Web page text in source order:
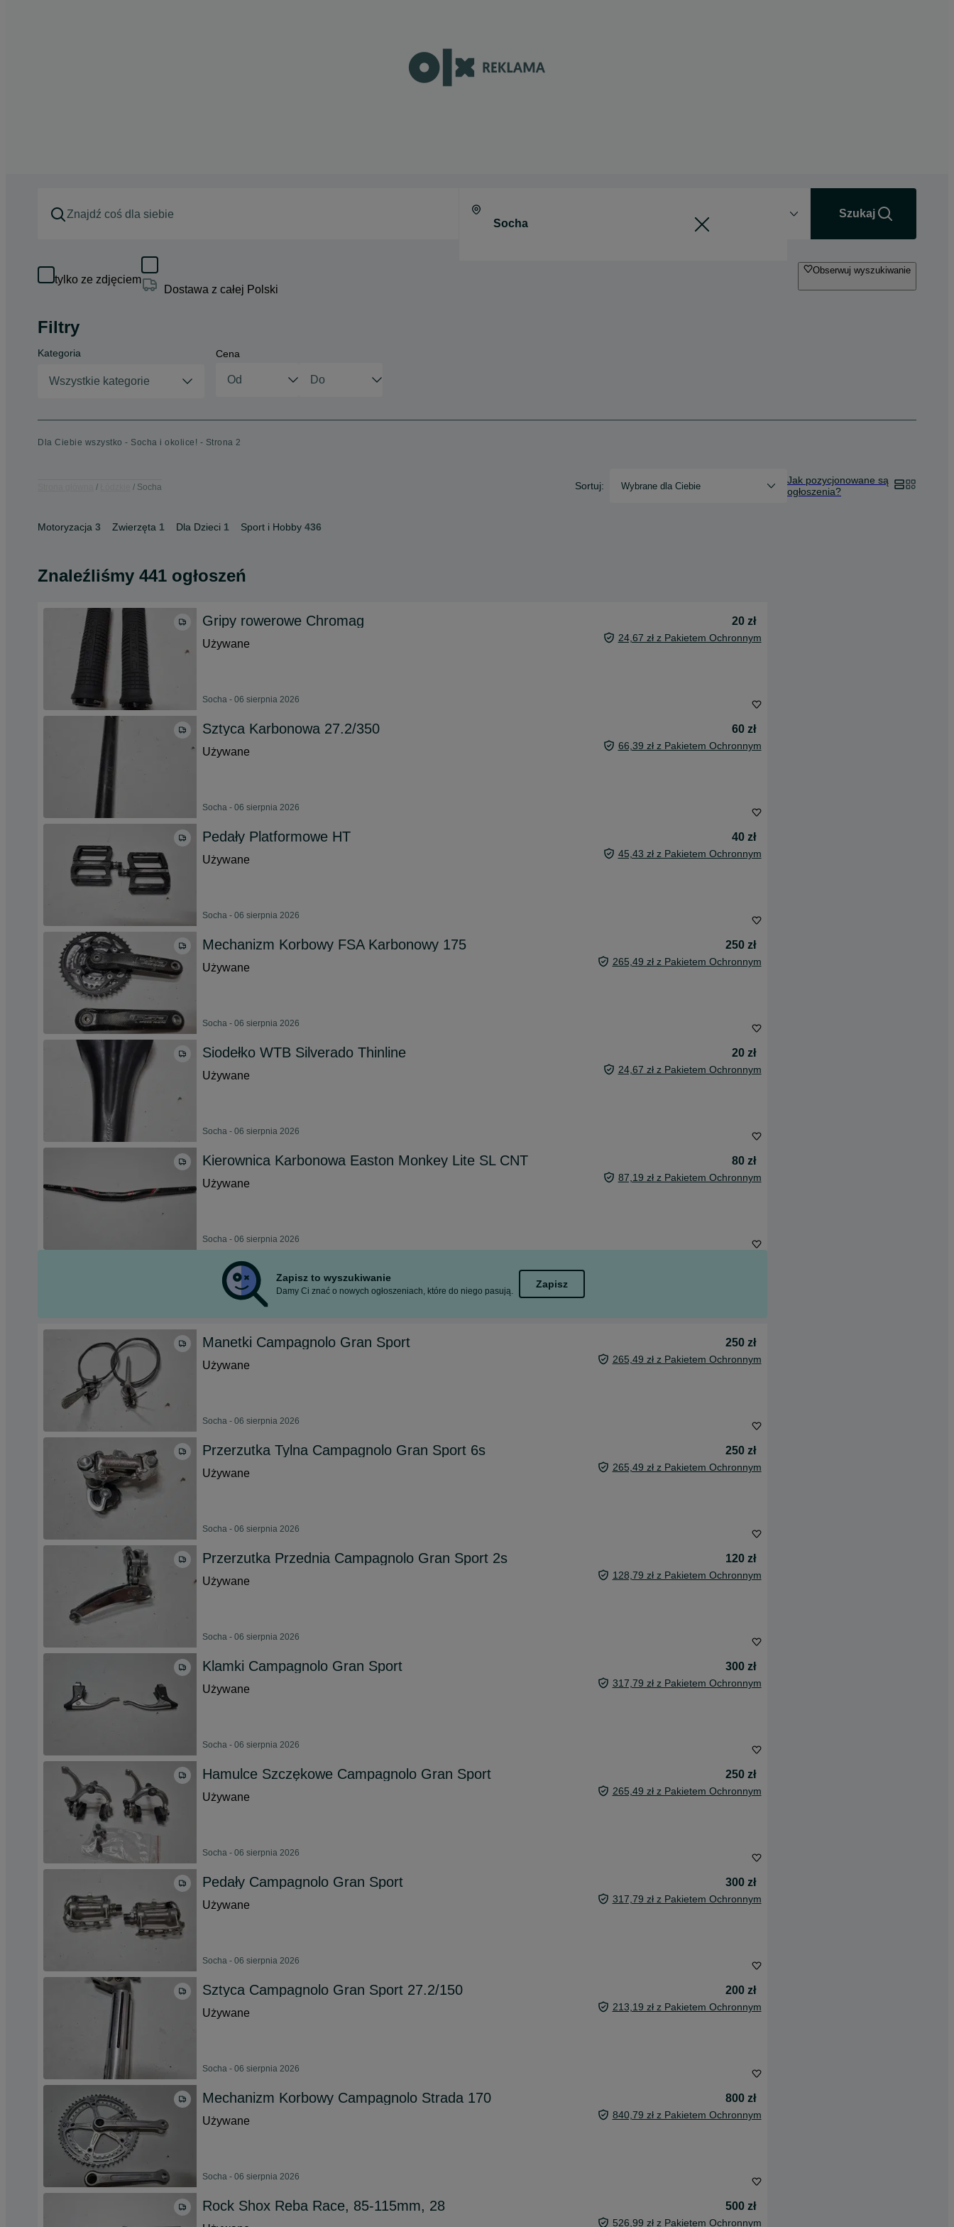
Szukaj
tylko ze zdjęciem
Dostawa z całej Polski
Obserwuj wyszukiwanie
Filtry
Kategoria
Wszystkie kategorie
Cena
Dla Ciebie wszystko - Socha i okolice! - Strona 2
Socha Sortuj: Wybrane dla Ciebie
Jak pozycjonowane są
ogłoszenia?
Motoryzacja 3 Zwierzęta 1 Dla Dzieci 1 Sport i Hobby 436
Znaleźliśmy 441 ogłoszeń
Gripy rowerowe Chromag
20 zł
Używane
24,67 zł z Pakietem Ochronnym
Socha - 06 sierpnia 2026
Sztyca Karbonowa 27.2/350
60 zł
Używane
66,39 zł z Pakietem Ochronnym
Socha - 06 sierpnia 2026
Pedały Platformowe HT
40 zł
Używane
45,43 zł z Pakietem Ochronnym
Socha - 06 sierpnia 2026
Mechanizm Korbowy FSA Karbonowy 175
250 zł
Używane
265,49 zł z Pakietem Ochronnym
Socha - 06 sierpnia 2026
Siodełko WTB Silverado Thinline
20 zł
Używane
24,67 zł z Pakietem Ochronnym
Socha - 06 sierpnia 2026
Kierownica Karbonowa Easton Monkey Lite SL CNT
80 zł
Używane
87,19 zł z Pakietem Ochronnym
Socha - 06 sierpnia 2026
Zapisz to wyszukiwanie
Damy Ci znać o nowych ogłoszeniach, które do niego pasują.
Zapisz
Manetki Campagnolo Gran Sport
250 zł
Używane
265,49 zł z Pakietem Ochronnym
Socha - 06 sierpnia 2026
Przerzutka Tylna Campagnolo Gran Sport 6s
250 zł
Używane
265,49 zł z Pakietem Ochronnym
Socha - 06 sierpnia 2026
Przerzutka Przednia Campagnolo Gran Sport 2s
120 zł
Używane
128,79 zł z Pakietem Ochronnym
Socha - 06 sierpnia 2026
Klamki Campagnolo Gran Sport
300 zł
Używane
317,79 zł z Pakietem Ochronnym
Socha - 06 sierpnia 2026
Hamulce Szczękowe Campagnolo Gran Sport
250 zł
Używane
265,49 zł z Pakietem Ochronnym
Socha - 06 sierpnia 2026
Pedały Campagnolo Gran Sport
300 zł
Używane
317,79 zł z Pakietem Ochronnym
Socha - 06 sierpnia 2026
Sztyca Campagnolo Gran Sport 27.2/150
200 zł
Używane
213,19 zł z Pakietem Ochronnym
Socha - 06 sierpnia 2026
Mechanizm Korbowy Campagnolo Strada 170
800 zł
Używane
840,79 zł z Pakietem Ochronnym
Socha - 06 sierpnia 2026
Rock Shox Reba Race, 85-115mm, 28
500 zł
526,99 zł z Pakietem Ochronnym